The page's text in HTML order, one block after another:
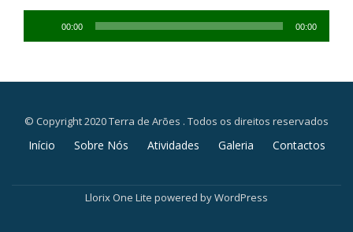
00:00 00:00
© Copyright 2020 Terra de Arões . Todos os direitos reservados
Secondary
Menu
Início Sobre Nós Atividades Galeria Contactos
Llorix One Lite powered byWordPress